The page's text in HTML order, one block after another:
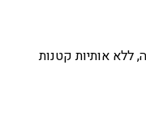
החל מ-50 ש״ח למנה, ללא אותיות קטנות